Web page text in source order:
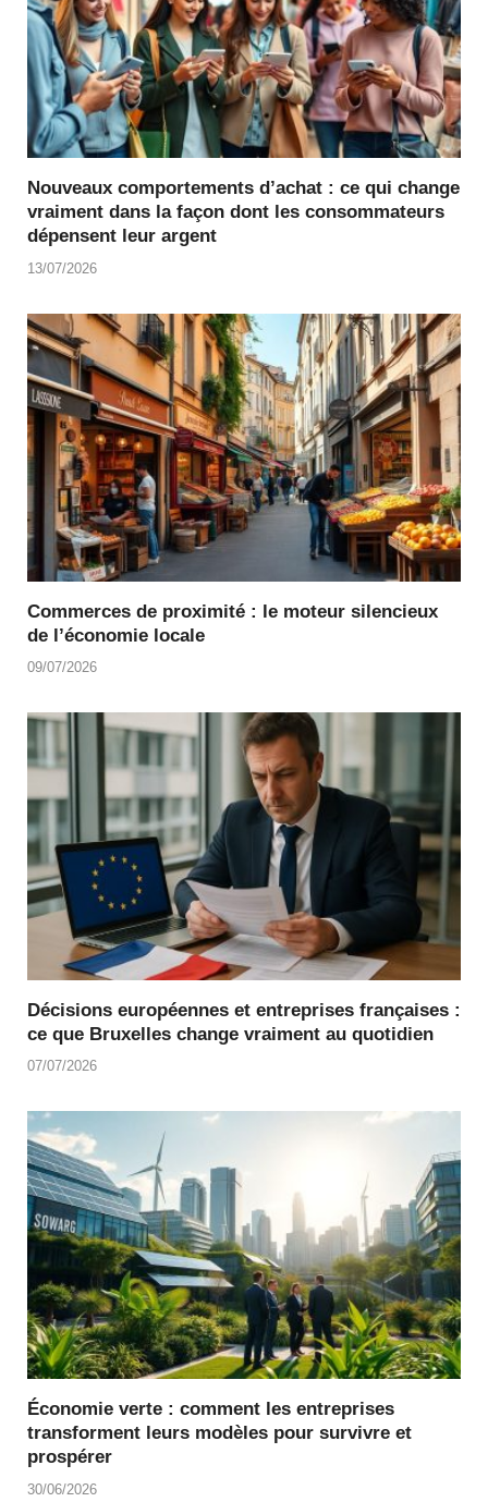
Nouveaux comportements d’achat : ce qui change
vraiment dans la façon dont les consommateurs
dépensent leur argent
13/07/2026
Commerces de proximité : le moteur silencieux
de l’économie locale
09/07/2026
Décisions européennes et entreprises françaises :
ce que Bruxelles change vraiment au quotidien
07/07/2026
Économie verte : comment les entreprises
transforment leurs modèles pour survivre et
prospérer
30/06/2026